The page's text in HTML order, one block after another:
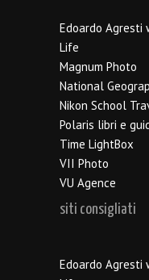
Edoardo Agresti
Life
Magnum Photo
National
Nikon School
Polaris libri e
Time LightBox
VII Photo
VU Agence
siti consigliati
Edoardo Agresti